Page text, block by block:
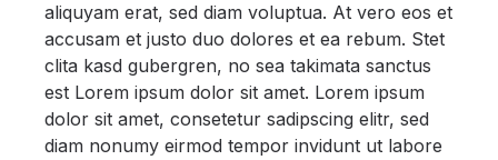
aliquyam erat, sed diam voluptua. At vero eos et
accusam et justo duo dolores et ea rebum. Stet
clita kasd gubergren, no sea takimata sanctus
est Lorem ipsum dolor sit amet. Lorem ipsum
dolor sit amet, consetetur sadipscing elitr, sed
diam nonumy eirmod tempor invidunt ut labore